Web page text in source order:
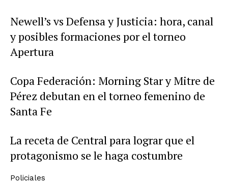
Newell’s vs Defensa y Justicia: hora, canal
y posibles formaciones por el torneo
Apertura
Copa Federación: Morning Star y Mitre de
Pérez debutan en el torneo femenino de
Santa Fe
La receta de Central para lograr que el
protagonismo se le haga costumbre
Policiales